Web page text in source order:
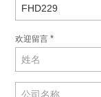
欢迎留言*